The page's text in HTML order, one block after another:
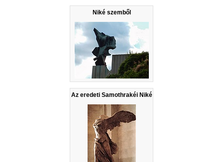
Niké szemből
Az eredeti Samothrakéi Niké